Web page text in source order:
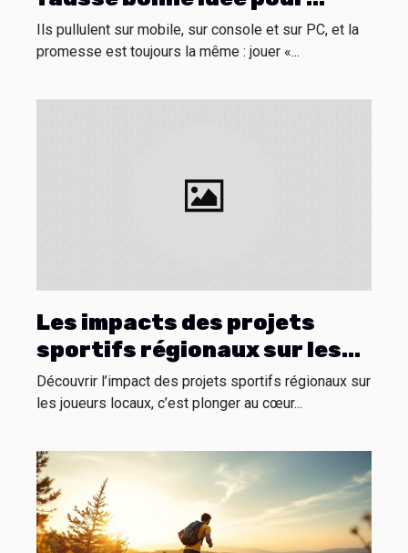
débuter
Ils pullulent sur mobile, sur console et sur PC, et la
promesse est toujours la même : jouer «...
Les impacts des projets
sportifs régionaux sur les
joueurs locaux
Découvrir l’impact des projets sportifs régionaux sur
les joueurs locaux, c’est plonger au cœur...